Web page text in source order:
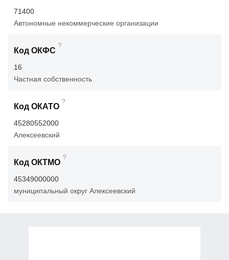
71400
Автономные некоммерческие организации
Код ОКФС
?
16
Частная собственность
Код ОКАТО
?
45280552000
Алексеевский
Код ОКТМО
?
45349000000
муниципальный округ Алексеевский